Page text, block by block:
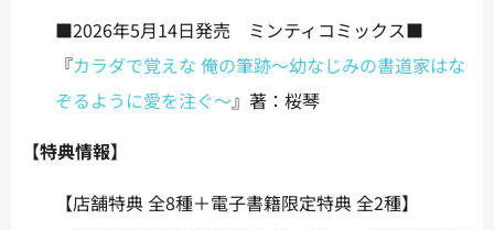
■2026年5月14日発売 ミンティコミックス■
『カラダで覚えな 俺の筆跡～幼なじみの書道家はな
ぞるように愛を注ぐ～』著：桜琴
【特典情報】
【店舗特典 全8種＋電子書籍限定特典 全2種】